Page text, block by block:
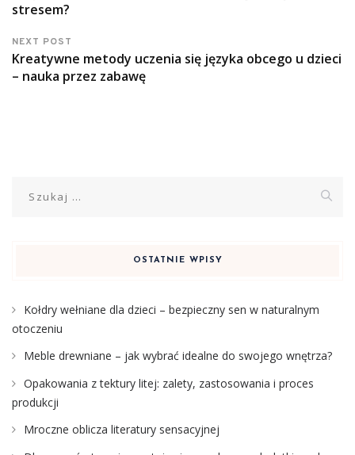
stresem?
NEXT POST
Kreatywne metody uczenia się języka obcego u dzieci
– nauka przez zabawę
OSTATNIE WPISY
Kołdry wełniane dla dzieci – bezpieczny sen w naturalnym
otoczeniu
Meble drewniane – jak wybrać idealne do swojego wnętrza?
Opakowania z tektury litej: zalety, zastosowania i proces
produkcji
Mroczne oblicza literatury sensacyjnej